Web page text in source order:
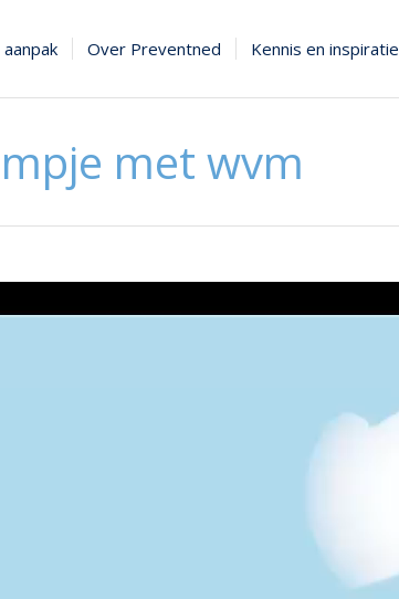
Over Preventned Kennis en inspiratie
met wvm